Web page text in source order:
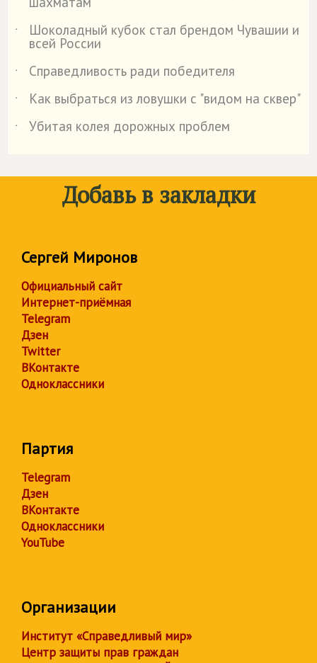
˙
Шоколадный кубок стал брендом Чувашии и
всей России
˙
Справедливость ради победителя
˙
Как выбраться из ловушки с "видом на сквер"
˙
Убитая колея дорожных проблем
Добавь в закладки
Сергей Миронов
Официальный сайт
Интернет-приёмная
Telegram
Дзен
Twitter
ВКонтакте
Одноклассники
Партия
Telegram
Дзен
ВКонтакте
Одноклассники
YouTube
Организации
Институт «Справедливый мир»
Центр защиты прав граждан